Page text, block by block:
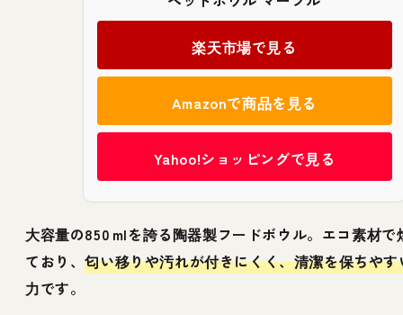
楽天市場で見る
Amazonで商品を見る
Yahoo!ショッピングで見る
大容量の850 mlを誇る陶器製フードボウル。エコ素材で
ており、匂い移りや汚れが付きにくく、清潔を保ちやす
力です。